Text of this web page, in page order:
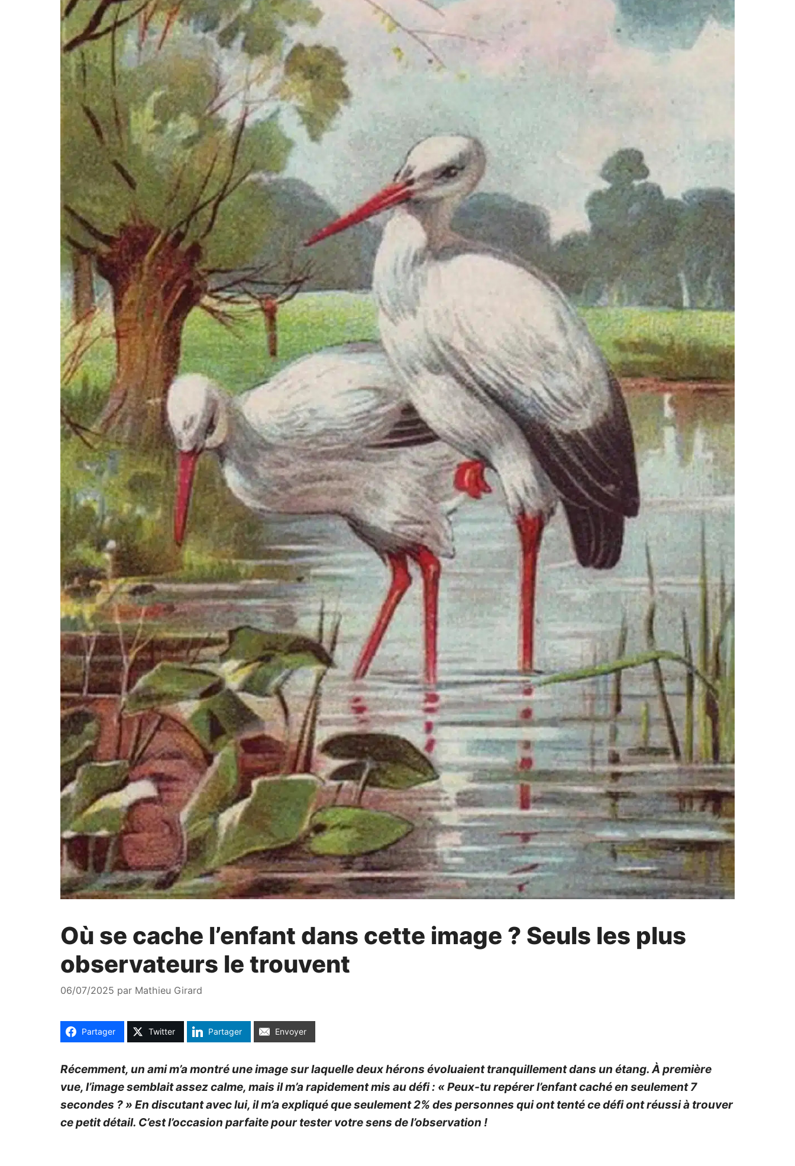
Où se cache l’enfant dans cette image ? Seuls les plus
observateurs le trouvent
06/07/2025 par Mathieu Girard
Partager Twitter Partager Envoyer
Récemment, un ami m’a montré une image sur laquelle deux hérons évoluaient tranquillement dans un étang. À première
vue, l’image semblait assez calme, mais il m’a rapidement mis au défi : « Peux-tu repérer l’enfant caché en seulement 7
secondes ? » En discutant avec lui, il m’a expliqué que seulement 2% des personnes qui ont tenté ce défi ont réussi à trouver
ce petit détail. C’est l’occasion parfaite pour tester votre sens de l’observation !